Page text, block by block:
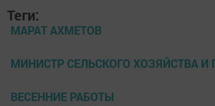
Теги:
МАРАТ АХМЕТОВ
МИНИСТР СЕЛЬСКОГО ХОЗЯЙСТВА И
ВЕСЕННИЕ РАБОТЫ